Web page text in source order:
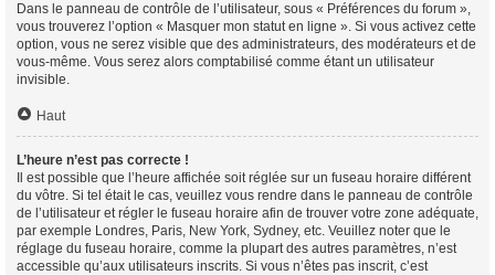
Dans le panneau de contrôle de l’utilisateur, sous « Préférences du forum »,
vous trouverez l’option « Masquer mon statut en ligne ». Si vous activez cette
option, vous ne serez visible que des administrateurs, des modérateurs et de
vous-même. Vous serez alors comptabilisé comme étant un utilisateur
invisible.
Haut
L’heure n’est pas correcte !
Il est possible que l’heure affichée soit réglée sur un fuseau horaire différent
du vôtre. Si tel était le cas, veuillez vous rendre dans le panneau de contrôle
de l’utilisateur et régler le fuseau horaire afin de trouver votre zone adéquate,
par exemple Londres, Paris, New York, Sydney, etc. Veuillez noter que le
réglage du fuseau horaire, comme la plupart des autres paramètres, n’est
accessible qu’aux utilisateurs inscrits. Si vous n’êtes pas inscrit, c’est